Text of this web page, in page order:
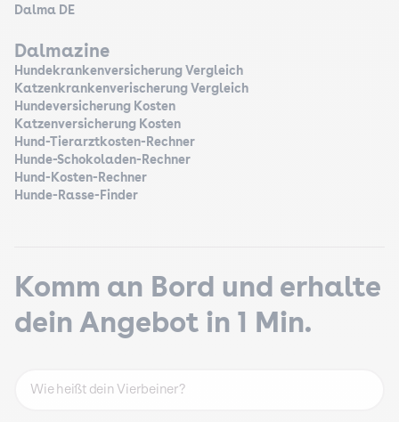
Dalma DE
Dalmazine
Hundekrankenversicherung Vergleich
Katzenkrankenverischerung Vergleich
Hundeversicherung Kosten
Katzenversicherung Kosten
Hund-Tierarztkosten-Rechner
Hunde-Schokoladen-Rechner
Hund-Kosten-Rechner
Hunde-Rasse-Finder
Komm an Bord und erhalte
dein Angebot in 1 Min.